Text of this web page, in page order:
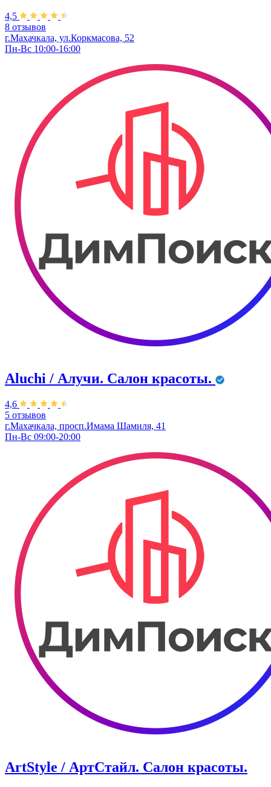
4,5
8 отзывов
г.Махачкала, ул.Коркмасова, 52
Пн-Вс 10:00-16:00
Aluchi / Алучи. Салон красоты.
4,6
5 отзывов
г.Махачкала, просп.Имама Шамиля, 41
Пн-Вс 09:00-20:00
ArtStyle / АртСтайл. Салон красоты.